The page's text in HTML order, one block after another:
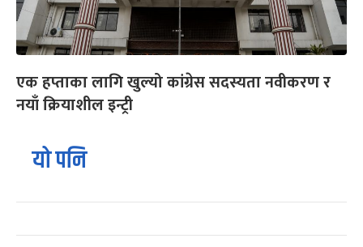
एक हप्ताका लागि खुल्यो कांग्रेस सदस्यता नवीकरण र
नयाँ क्रियाशील इन्ट्री
यो पनि